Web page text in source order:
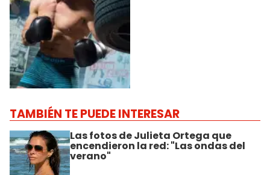
TAMBIÉN TE PUEDE INTERESAR
Las fotos de Julieta Ortega que
encendieron la red: "Las ondas del
verano"